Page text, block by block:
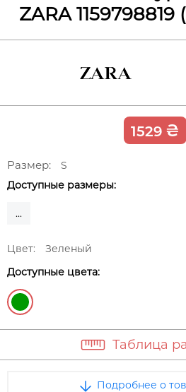
ZARA
1529 ₴
Размер:
S
Доступные размеры:
...
Цвет:
Зеленый
Доступные цвета:
Таблица
Подробнее о